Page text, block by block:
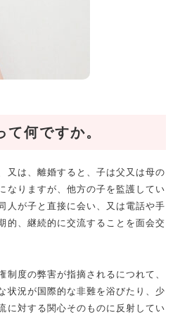
何ですか。
は、離婚すると、子は父又は母の
なりますが、他方の子を監護してい
人が子と直接に会い、又は電話や手
的、継続的に交流することを面会交
度の弊害が指摘されるにつれて、
状況が国際的な非難を浴びたり、少
に対する関心そのものに反射してい